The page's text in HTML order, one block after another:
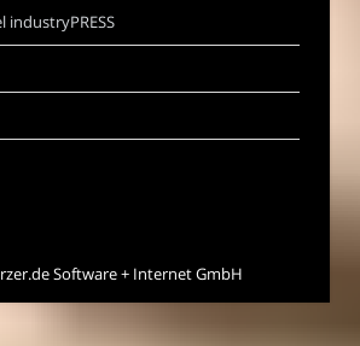
industryPRESS
Software + Internet GmbH